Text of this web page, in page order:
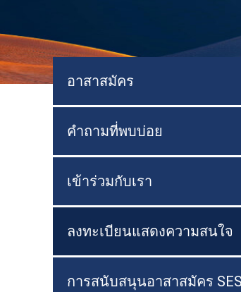
อาสาสมัคร
คำถามที่พบบ่อย
เข้าร่วมกับเรา
ลงทะเบียนแสดงความสนใจ
การสนับสนุนอาสาสมัคร